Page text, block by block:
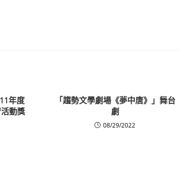
年度
動獎
「趨勢文學劇場《夢中唐》」舞台
劇
08/29/2022